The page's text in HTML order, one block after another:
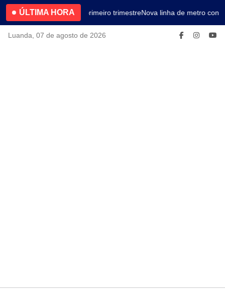
ÚLTIMA HORA4.2% no primeiro trimestreNova linha de metro
Luanda, 07 de agosto de 2026